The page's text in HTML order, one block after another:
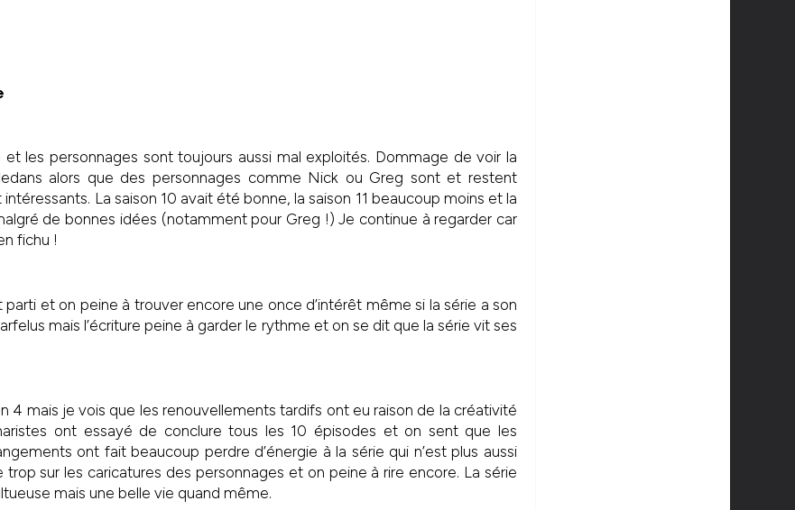
les personnages sont toujours aussi mal exploités. Dommage de voir la
alors que des personnages comme Nick ou Greg sont et restent
La saison 10 avait été bonne, la saison 11 beaucoup moins et la
de bonnes idées (notamment pour Greg !) Je continue à regarder car
fichu !
et on peine à trouver encore une once d’intérêt même si la série a son
mais l’écriture peine à garder le rythme et on se dit que la série vit ses
4 mais je vois que les renouvellements tardifs ont eu raison de la créativité
ont essayé de conclure tous les 10 épisodes et on sent que les
ont fait beaucoup perdre d’énergie à la série qui n’est plus aussi
trop sur les caricatures des personnages et on peine à rire encore. La série
mais une belle vie quand même.